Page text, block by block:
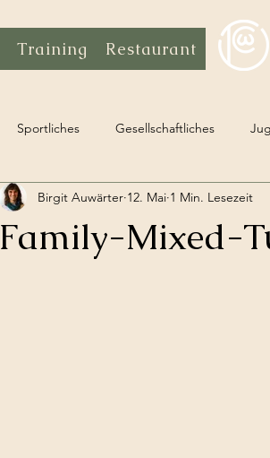
Training Restaurant
Sportliches Gesellschaftliches
Family-Mixed-
Birgit Auwärter 12. Mai 1 Min. Lesezeit